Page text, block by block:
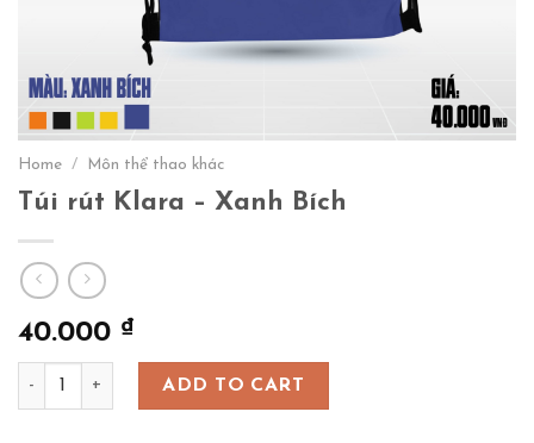
Home / Môn thể thao khác
Túi rút Klara – Xanh Bích
40.000 ₫
Túi rút Klara - Xanh Bích quantity
ADD TO CART